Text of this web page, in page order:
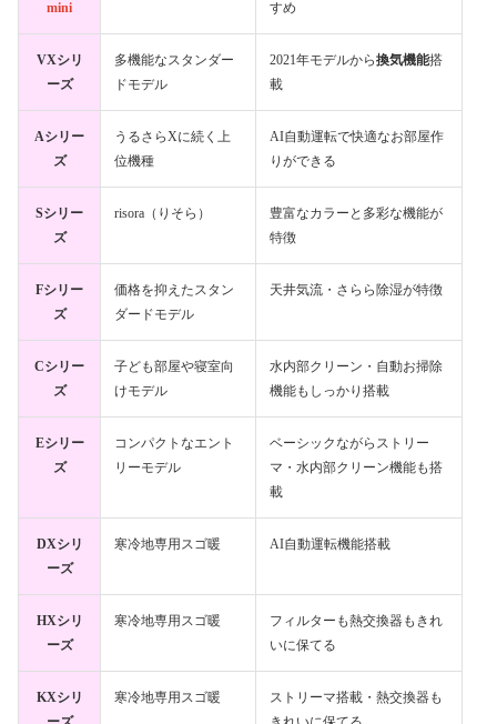
mini
すめ
VXシリ
ーズ
多機能なスタンダー
ドモデル
2021年モデルから換気機能搭
載
Aシリー
ズ
うるさらXに続く上
位機種
AI自動運転で快適なお部屋作
りができる
Sシリー
ズ
risora（りそら）
豊富なカラーと多彩な機能が
特徴
Fシリー
ズ
価格を抑えたスタン
ダードモデル
天井気流・さらら除湿が特徴
Cシリー
ズ
子ども部屋や寝室向
けモデル
水内部クリーン・自動お掃除
機能もしっかり搭載
Eシリー
ズ
コンパクトなエント
リーモデル
ベーシックながらストリー
マ・水内部クリーン機能も搭
載
DXシリ
ーズ
寒冷地専用スゴ暖 AI自動運転機能搭載
HXシリ
ーズ
寒冷地専用スゴ暖
フィルターも熱交換器もきれ
いに保てる
KXシリ
寒冷地専用スゴ暖
ストリーマ搭載・熱交換器も